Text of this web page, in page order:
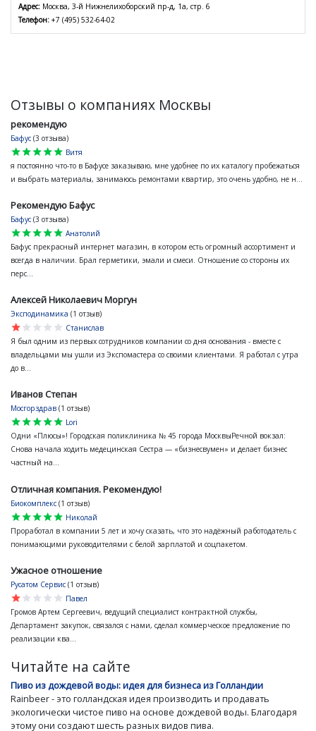
Адрес: Москва, 3-й Нижнелихоборский пр-д, 1а, стр. 6
Телефон: +7 (495) 532-64-02
Отзывы о компаниях Москвы
рекомендую
Бафус (3 отзыва)
star
star
star
star
star
Витя
я постоянно что-то в Бафусе заказываю, мне удобнее по их каталогу пробежаться
и выбрать материалы, занимаюсь ремонтами квартир, это очень удобно, не н...
Рекомендую Бафус
Бафус (3 отзыва)
star
star
star
star
star
Анатолий
Бафус прекрасный интернет магазин, в котором есть огромный ассортимент и
всегда в наличии. Брал герметики, эмали и смеси. Отношение со стороны их
перс...
Алексей Николаевич Моргун
Эксподинамика (1 отзыв)
star
star
star
star
star
Станислав
Я был одним из первых сотрудников компании со дня основания - вместе с
владельцами мы ушли из Экспомастера со своими клиентами. Я работал с утра
до в...
Иванов Степан
Мосгорздрав (1 отзыв)
star
star
star
star
star
Lori
Одни «Плюсы»! Городская поликлиника № 45 города МосквыРечной вокзал:
Снова начала ходить медецинская Сестра — «бизнесвумен» и делает бизнес
частный на...
Отличная компания. Рекомендую!
Биокомплекс (1 отзыв)
star
star
star
star
star
Николай
Проработал в компании 5 лет и хочу сказать, что это надёжный работодатель с
понимающими руководителями с белой зарплатой и соцпакетом.
Ужасное отношение
Русатом Сервис (1 отзыв)
star
star
star
star
star
Павел
Громов Артем Сергеевич, ведущий специалист контрактной службы,
Департамент закупок, связался с нами, сделал коммерческое предложение по
реализации ква...
Читайте на сайте
Пиво из дождевой воды: идея для бизнеса из Голландии
Rainbeer - это голландская идея производить и продавать
экологически чистое пиво на основе дождевой воды. Благодаря
этому они создают шесть разных видов пива.